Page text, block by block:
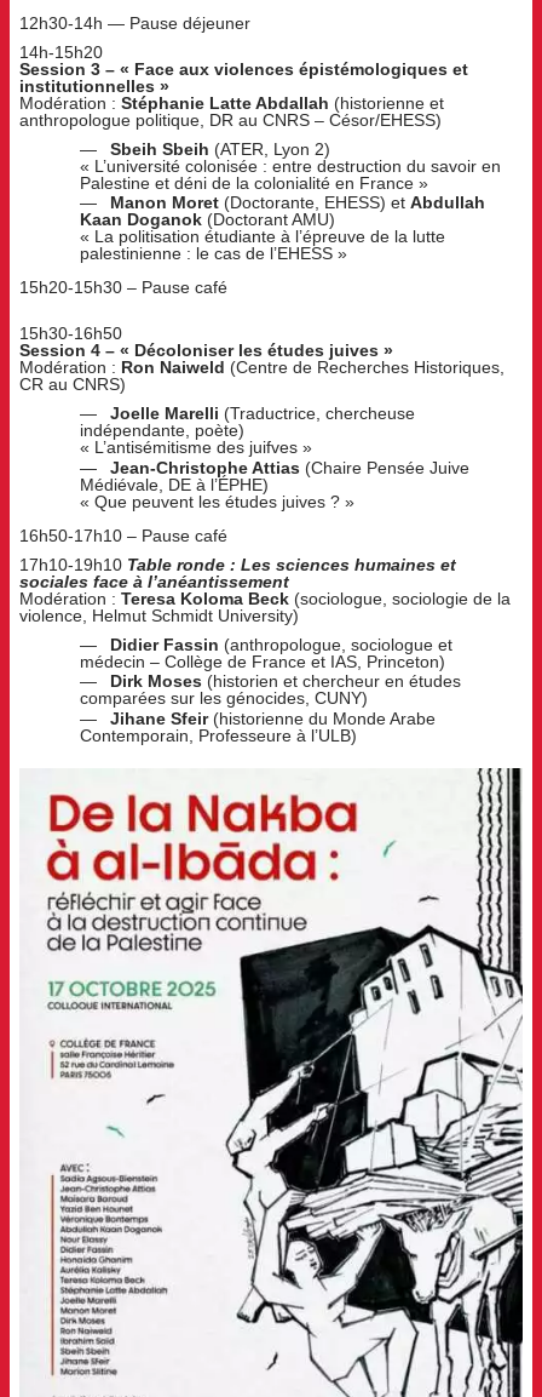
12h30-14h — Pause déjeuner
14h-15h20
Session 3 – « Face aux violences épistémologiques et
institutionnelles »
Modération : Stéphanie Latte Abdallah (historienne et
anthropologue politique, DR au CNRS – Césor/EHESS)
Sbeih Sbeih (ATER, Lyon 2)
« L’université colonisée : entre destruction du savoir en
Palestine et déni de la colonialité en France »
Manon Moret (Doctorante, EHESS) etAbdullah
Kaan Doganok (Doctorant AMU)
« La politisation étudiante à l’épreuve de la lutte
palestinienne : le cas de l’EHESS »
15h20-15h30 – Pause café
15h30-16h50
Session 4 – « Décoloniser les études juives »
Modération : Ron Naiweld (Centre de Recherches Historiques,
CR au CNRS)
Joelle Marelli (Traductrice, chercheuse
indépendante, poète)
« L’antisémitisme des juifves »
Jean-Christophe Attias (Chaire Pensée Juive
Médiévale, DE à l’ÉPHE)
« Que peuvent les études juives ? »
16h50-17h10 – Pause café
17h10-19h10 Table ronde : Les sciences humaines et
sociales face à l’anéantissement
Modération : Teresa Koloma Beck (sociologue, sociologie de la
violence, Helmut Schmidt University)
Didier Fassin (anthropologue, sociologue et
médecin – Collège de France et IAS, Princeton)
Dirk Moses (historien et chercheur en études
comparées sur les génocides, CUNY)
Jihane Sfeir (historienne du Monde Arabe
Contemporain, Professeure à l’ULB)